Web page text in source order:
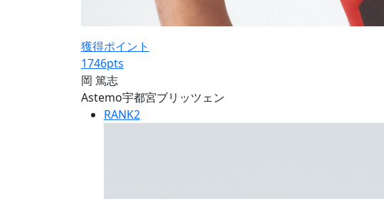
獲得ポイント
1746pts
岡 篤志
Astemo宇都宮ブリッツェン
RANK2